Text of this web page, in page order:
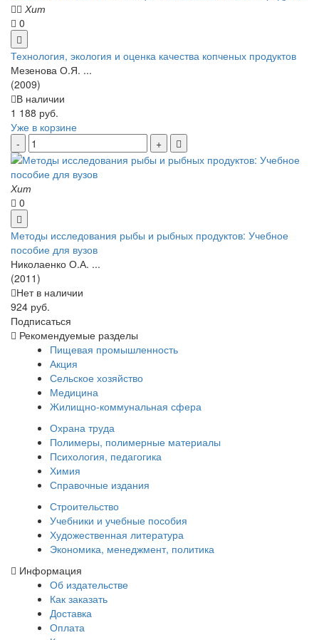
Хит
0
Технология, экология и оценка качества копченых продуктов
Мезенова О.Я. ...
(2009)
В наличии
1 188 руб.
Уже в корзине
Хит
0
Методы исследования рыбы и рыбных продуктов: Учебное
пособие для вузов
Николаенко О.А. ...
(2011)
Нет в наличии
924 руб.
Подписаться
Рекомендуемые разделы
Пищевая промышленность
Акция
Сельское хозяйство
Медицина
Жилищно-коммунальная сфера
Охрана труда
Полимеры, полимерные материалы
Психология, педагогика
Химия
Справочные издания
Строительство
Учебники и учебные пособия
Художественная литература
Экономика, менеджмент, политика
Информация
Об издательстве
Как заказать
Доставка
Оплата